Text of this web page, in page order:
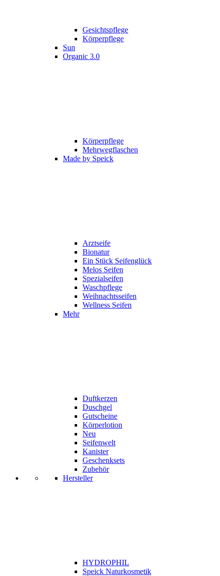
Gesichtspflege
Körperpflege
Sun
Organic 3.0
Körperpflege
Mehrwegflaschen
Made by Speick
Arztseife
Bionatur
Ein Stück Seifenglück
Melos Seifen
Spezialseifen
Waschpflege
Weihnachtsseifen
Wellness Seifen
Mehr
Duftkerzen
Duschgel
Gutscheine
Körperlotion
Neu
Seifenwelt
Kanister
Geschenksets
Zubehör
Hersteller
HYDROPHIL
Speick Naturkosmetik